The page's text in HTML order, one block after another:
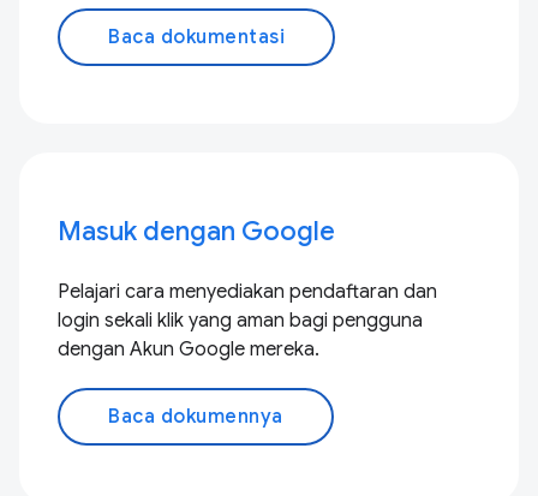
Baca dokumentasi
Masuk dengan Google
Pelajari cara menyediakan pendaftaran dan
login sekali klik yang aman bagi pengguna
dengan Akun Google mereka.
Baca dokumennya